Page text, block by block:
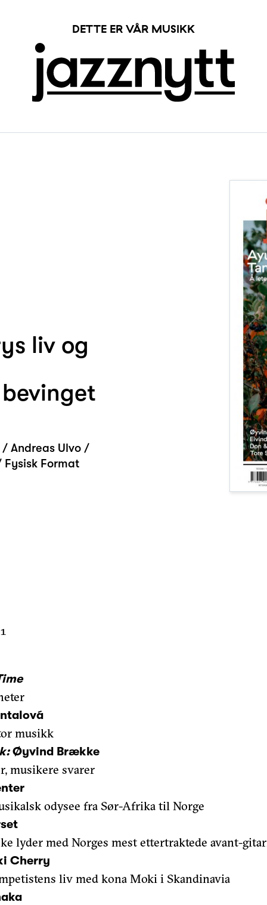
DETTE ER VÅR MUSIKK
liv og
Andreas Ulvo /
Format
musikk
Øyvind Brække
musikere svarer
odysee fra Sør-Afrika til Norge
lyder med Norges mest ettertraktede avant-
Cherry
liv med kona Moki i Skandinavia